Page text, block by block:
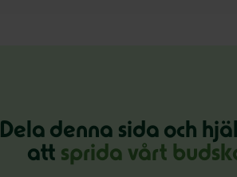
Dela denna sida och
att sprida vårt